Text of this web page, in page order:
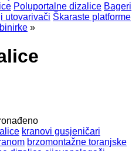
Poluportalne dizalice Bageri
utovarivači Škaraste platforme
»
kranovi gusjeničari
brzomontažne toranjske